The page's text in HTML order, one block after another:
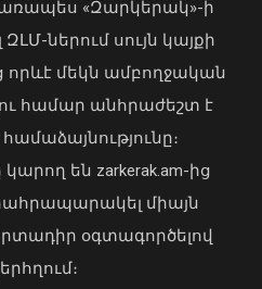
կյանքից
«Զարկերակ»-ի
ներում սույն կայքի
մեկն ամբողջական
համար անհրաժեշտ է
են zarkerak.am-ից
միայն
օգտագործելով